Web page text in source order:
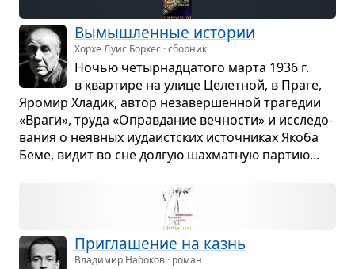
Вымыш­лен­ные исто­рии
Хорхе Луис Борхес · сборник
Ночью четыр­на­дца­того марта 1936 г.
в квар­тире на улице Целет­ной, в Праге,
Яро­мир Хладик, автор неза­вер­шён­ной тра­ге­дии
«Враги», труда «Оправ­да­ние веч­но­сти» и иссле­до­
ва­ния о неяв­ных иуда­ист­ских источ­ни­ках Якоба
Беме, видит во сне дол­гую шах­мат­ную пар­тию...
При­гла­ше­ние на казнь
Владимир Набоков · роман